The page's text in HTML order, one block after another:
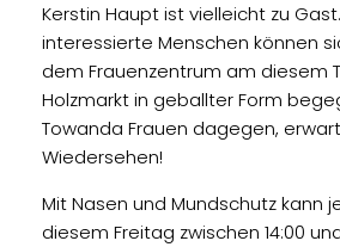
Kerstin Haupt ist vielleicht zu
interessierte Menschen können
dem Frauenzentrum am diesem
Holzmarkt in geballter Form
Towanda Frauen dagegen,
Wiedersehen!
Mit Nasen und Mundschutz kann
diesem Freitag zwischen 14:00